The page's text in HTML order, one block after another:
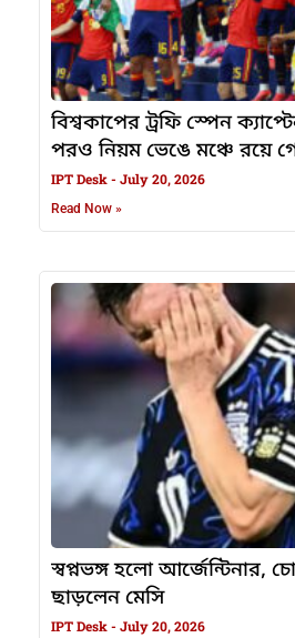
বিশ্বকাপের ট্রফি স্পেন
পরও নিয়ম ভেঙে মঞ্চে রয়ে
IPT Desk July 20, 2026
Read Now »
স্বপ্নভঙ্গ হলো আর্জেন্টিনার,
ছাড়লেন মেসি
IPT Desk July 20, 2026